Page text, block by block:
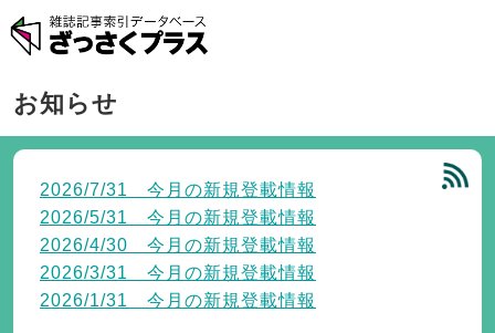
お知らせ
2026/7/31 今月の新規登載情報
2026/5/31 今月の新規登載情報
2026/4/30 今月の新規登載情報
2026/3/31 今月の新規登載情報
2026/1/31 今月の新規登載情報